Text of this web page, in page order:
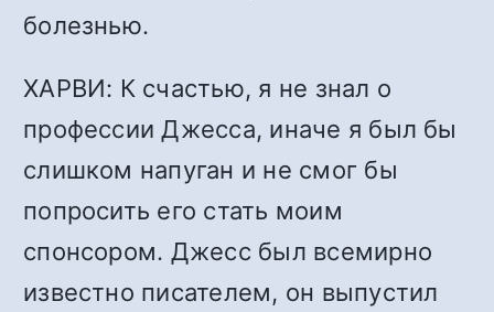
болезнью.
ХАРВИ: К счастью, я не знал о
профессии Джесса, иначе я был бы
слишком напуган и не смог бы
попросить его стать моим
спонсором. Джесс был всемирно
известно писателем, он выпустил